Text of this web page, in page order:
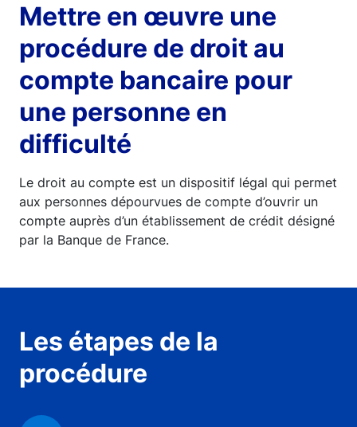
Mettre en œuvre une
procédure de droit au
compte bancaire pour
une personne en
difficulté
Le droit au compte est un dispositif légal qui permet
aux personnes dépourvues de compte d’ouvrir un
compte auprès d’un établissement de crédit désigné
par la Banque de France.
Les étapes de la
procédure